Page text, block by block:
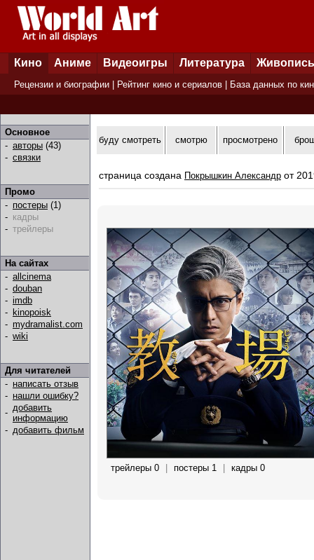
Кино Аниме Видеоигры Литература Живопись
Рецензии и биографии Рейтинг кино и сериалов База данных по
Основное
- авторы (43)
- связки
Промо
- постеры (1)
- кадры
- трейлеры
На сайтах
- allcinema
- douban
- imdb
- kinopoisk
- mydramalist.com
- wiki
Для читателей
- написать отзыв
- нашли ошибку?
- добавить
информацию
- добавить фильм
буду смотреть смотрю просмотрено
страница создана Покрышкин Александр от
трейлеры 0 | постеры 1 | кадры 0